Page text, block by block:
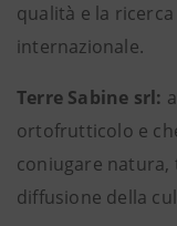
qualità e la
internazionale.
Terre Sabine srl:
ortofrutticolo e
coniugare natura,
diffusione della